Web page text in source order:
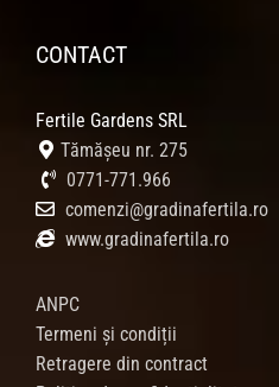
CONTACT
Fertile Gardens SRL
Tămășeu nr. 275
0771-771.966
comenzi@gradinafertila.ro
www.gradinafertila.ro
ANPC
Termeni și condiții
Retragere din contract